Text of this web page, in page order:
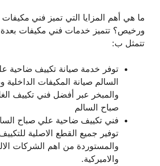
ما هي أهم المزايا التي تميز فني
ورخيص؟ تتميز خدمات فني مكيفات
تتمثل ب:
توفر خدمة صيانة تكييف ضاحية
السالم صيانة المكيفات الداخلية
والمبخر عبر أفضل فني تكييف
صباح السالم
فني تكييف ضاحية علي صباح
توفير جميع القطع الاصلية
والمستوردة من اهم الشركات
والاميركية.